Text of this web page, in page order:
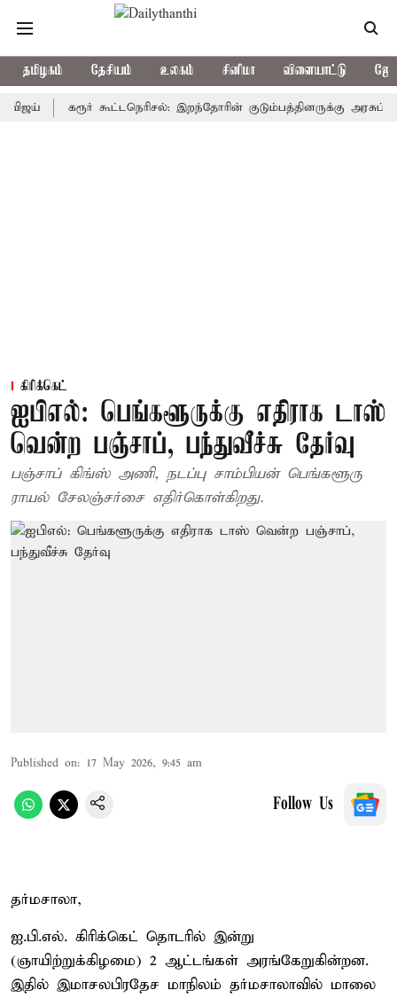
தமிழகம் தேசியம் உலகம் சினிமா விளையாட்டு
கரூர் கூட்டநெரிசல்: இறந்தோரின் குடும்பத்தினருக்கு அரசுப்பணி
கிரிக்கெட்
ஐபிஎல்: பெங்களூருக்கு எதிராக டாஸ்
வென்ற பஞ்சாப், பந்துவீச்சு தேர்வு
பஞ்சாப் கிங்ஸ் அணி, நடப்பு சாம்பியன் பெங்களூரு
ராயல் சேலஞ்சர்சை எதிர்கொள்கிறது.
Published on: 17 May 2026, 9:45 am
Follow Us
தர்மசாலா,
ஐ.பி.எல். கிரிக்கெட் தொடரில் இன்று
(ஞாயிற்றுக்கிழமை) 2 ஆட்டங்கள் அரங்கேறுகின்றன.
இதில் இமாசலபிரதேச மாநிலம் தர்மசாலாவில் மாலை